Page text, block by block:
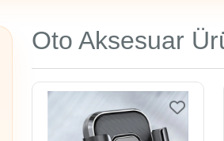
Oto Aksesuar